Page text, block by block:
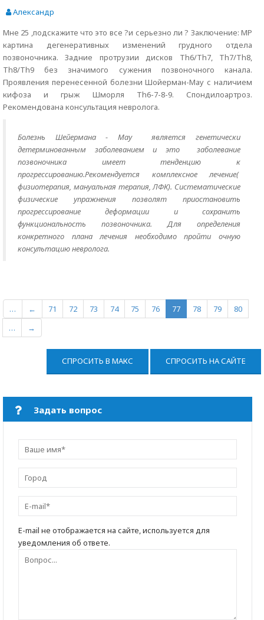
Александр
Мне 25 ,подскажите что это все ?и серьезно ли ? Заключение: МР
картина дегенеративных изменений грудного отдела
позвоночника. Задние протрузии дисков Th6/Th7, Th7/Th8,
Th8/Th9 без значимого сужения позвоночного канала.
Проявления перенесенной болезни Шойерман-Мау с наличием
кифоза и грыж Шморля Th6-7-8-9. Спондилоартроз.
Рекомендована консультация невролога.
Болезнь Шейермана - Мау является генетически
детерминованным заболеванием и это заболевание
позвоночника имеет тенденцию к
прогрессированию.Рекомендуется комплексное лечение(
физиотерапия, мануальная терапия, ЛФК). Систематические
физические упражнения позволят приостановить
прогрессирование деформации и сохранить
функциональность позвоночника. Для определения
конкретного плана лечения необходимо пройти очную
консультацию невролога.
… ← 71 72 73 74 75 76 77 78 79
80
…
→
СПРОСИТЬ В МАКС СПРОСИТЬ НА САЙТЕ
Задать вопрос
E-mail не отображается на сайте, используется для
уведомления об ответе.